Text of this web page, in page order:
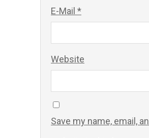
E-Mail *
Website
Save my name, email,